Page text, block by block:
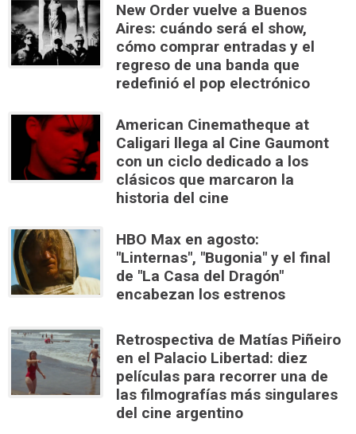
New Order vuelve a Buenos
Aires: cuándo será el show,
cómo comprar entradas y el
regreso de una banda que
redefinió el pop electrónico
American Cinematheque at
Caligari llega al Cine Gaumont
con un ciclo dedicado a los
clásicos que marcaron la
historia del cine
HBO Max en agosto:
"Linternas", "Bugonia" y el final
de "La Casa del Dragón"
encabezan los estrenos
Retrospectiva de Matías Piñeiro
en el Palacio Libertad: diez
películas para recorrer una de
las filmografías más singulares
del cine argentino